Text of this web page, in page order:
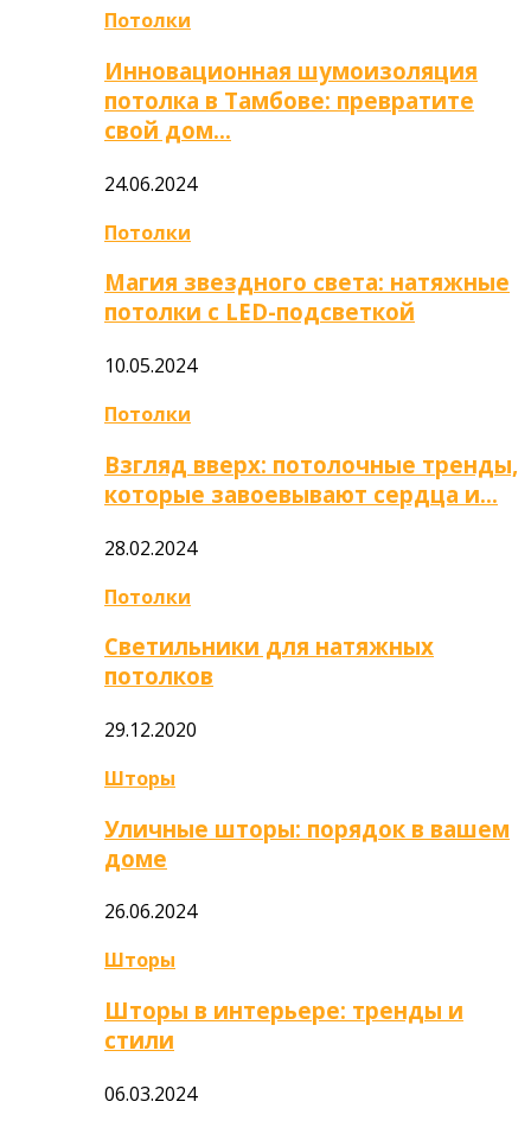
Потолки
Инновационная шумоизоляция
потолка в Тамбове: превратите
свой дом…
24.06.2024
Потолки
Магия звездного света: натяжные
потолки с LED-подсветкой
10.05.2024
Потолки
Взгляд вверх: потолочные тренды,
которые завоевывают сердца и…
28.02.2024
Потолки
Светильники для натяжных
потолков
29.12.2020
Шторы
Уличные шторы: порядок в вашем
доме
26.06.2024
Шторы
Шторы в интерьере: тренды и
стили
06.03.2024